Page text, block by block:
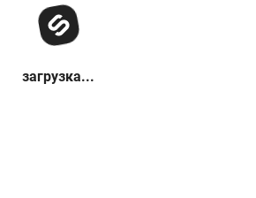
загрузка...